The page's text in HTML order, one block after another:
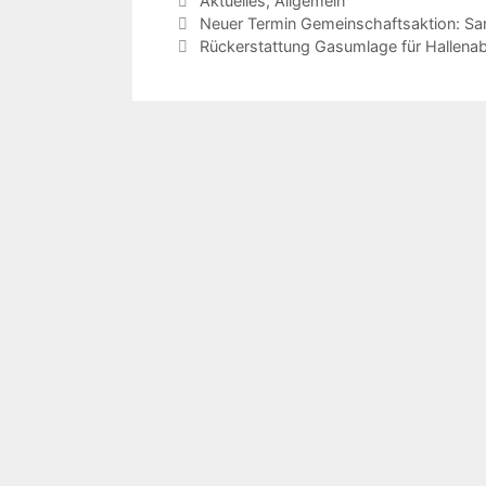
Neuer Termin Gemeinschaftsaktion:
Rückerstattung Gasumlage für